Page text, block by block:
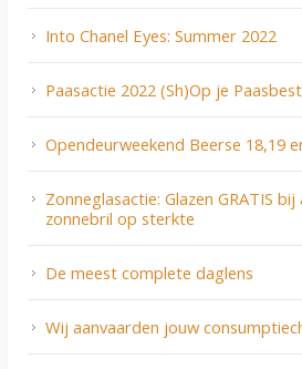
Into Chanel Eyes: Summer 2022
Paasactie 2022 (Sh)Op je
Opendeurweekend Beerse 18,19
Zonneglasactie: Glazen GRATIS
zonnebril op sterkte
De meest complete daglens
Wij aanvaarden jouw